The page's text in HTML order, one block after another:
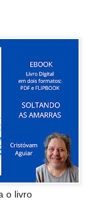
o livro